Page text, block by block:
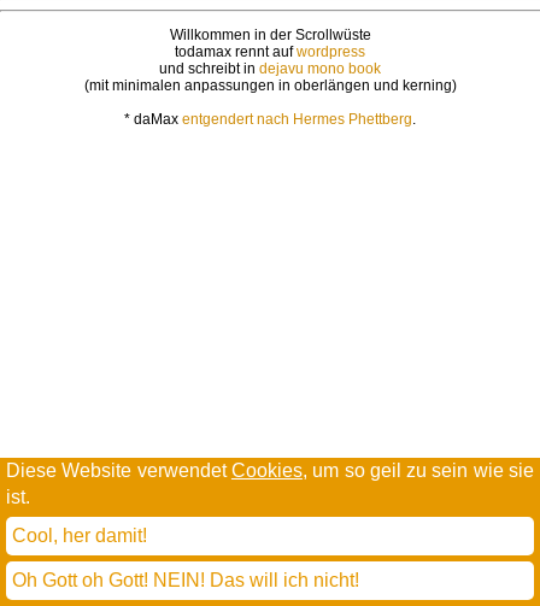
Diese Website verwendetCookies, um so geil zu sein wie sie
ist.
Cool, her damit!
Oh Gott oh Gott! NEIN! Das will ich nicht!
Willkommen in der Scrollwüste
todamax rennt aufwordpress
und schreibt in dejavu mono book
(mit minimalen anpassungen in oberlängen und kerning)
* daMax entgendert nach Hermes Phettberg.